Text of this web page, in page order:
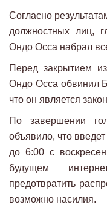
Согласно
должностных лиц,
Ондо Осса набрал
Перед закрытием
Ондо Осса обвинил
что он является
По завершении
объявило, что
до 6:00 с
будущем
предотвратить
возможно насилия.